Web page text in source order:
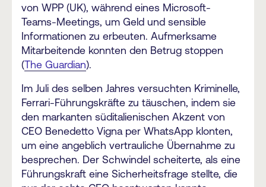
von WPP (UK), während eines Microsoft-
Teams-Meetings, um Geld und sensible
Informationen zu erbeuten. Aufmerksame
Mitarbeitende konnten den Betrug stoppen
(The Guardian).
Im Juli des selben Jahres versuchten Kriminelle,
Ferrari-Führungskräfte zu täuschen, indem sie
den markanten süditalienischen Akzent von
CEO Benedetto Vigna per WhatsApp klonten,
um eine angeblich vertrauliche Übernahme zu
besprechen. Der Schwindel scheiterte, als eine
Führungskraft eine Sicherheitsfrage stellte, die